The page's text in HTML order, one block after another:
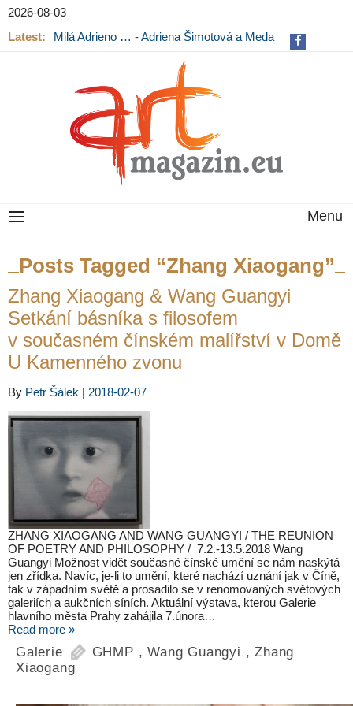
2026-08-03
Latest:
Milá Adrieno … - Adriena Šimotová a Meda
Menu
Posts Tagged “Zhang Xiaogang”
Zhang Xiaogang & Wang Guangyi
Setkání básníka s filosofem
v současném čínském malířství v Domě
U Kamenného zvonu
By Petr Šálek | 2018-02-07
ZHANG XIAOGANG AND WANG GUANGYI / THE REUNION
OF POETRY AND PHILOSOPHY / 7.2.-13.5.2018 Wang
Guangyi Možnost vidět současné čínské umění se nám naskýtá
jen zřídka. Navíc, je-li to umění, které nachází uznání jak v Číně,
tak v západním světě a prosadilo se v renomovaných světových
galeriích a aukčních síních. Aktuální výstava, kterou Galerie
hlavního města Prahy zahájila 7.února…
Read more »
Galerie GHMP ,Wang Guangyi ,Zhang
Xiaogang